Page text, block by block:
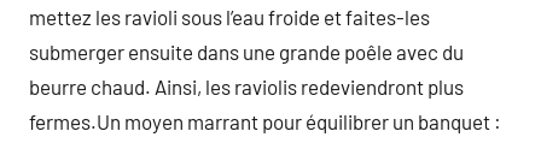
mettez les ravioli sous l’eau froide et faites-les
submerger ensuite dans une grande poêle avec du
beurre chaud. Ainsi, les raviolis redeviendront plus
fermes.Un moyen marrant pour équilibrer un banquet :